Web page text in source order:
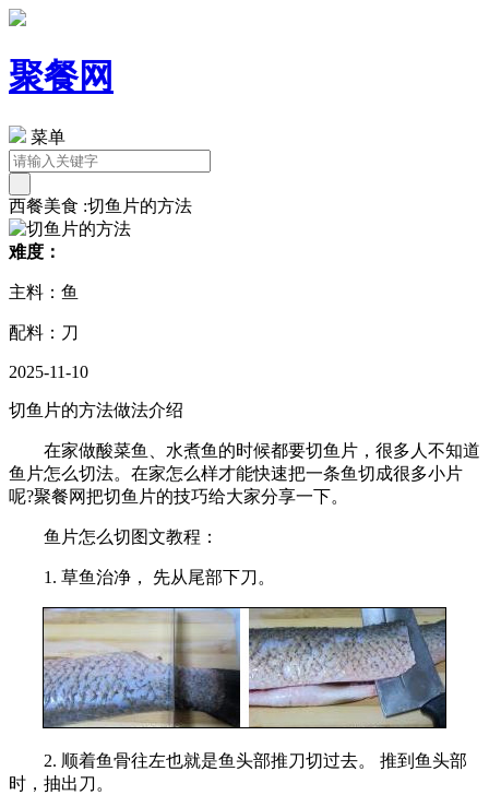
聚餐网
菜单
西餐美食 :切鱼片的方法
难度：
主料：鱼
配料：刀
2025-11-10
切鱼片的方法做法介绍
在家做酸菜鱼、水煮鱼的时候都要切鱼片，很多人不知道
鱼片怎么切法。在家怎么样才能快速把一条鱼切成很多小片
呢?聚餐网把切鱼片的技巧给大家分享一下。
鱼片怎么切图文教程：
1. 草鱼治净， 先从尾部下刀。
2. 顺着鱼骨往左也就是鱼头部推刀切过去。 推到鱼头部
时，抽出刀。